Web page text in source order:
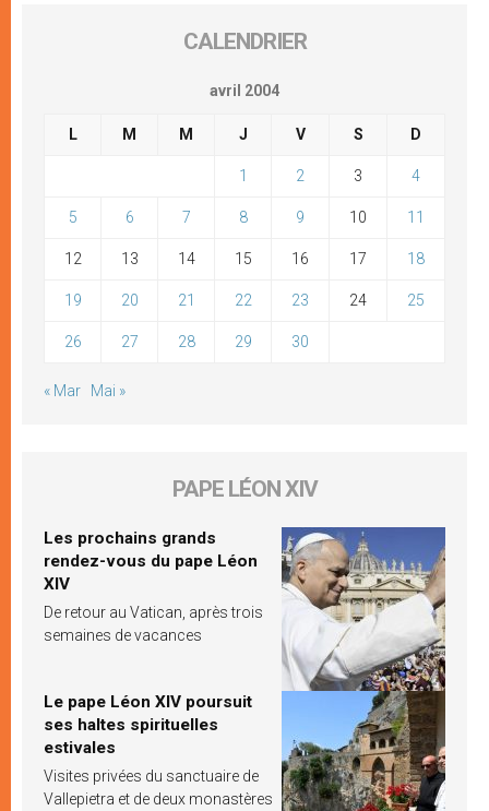
CALENDRIER
avril 2004
L M M J V S D
1 2 3 4
5 6 7 8 9 10 11
12 13 14 15 16 17 18
19 20 21 22 23 24 25
26 27 28 29 30
« Mar Mai »
PAPE LÉON XIV
Les prochains grands
rendez-vous du pape Léon
XIV
De retour au Vatican, après trois
semaines de vacances
Le pape Léon XIV poursuit
ses haltes spirituelles
estivales
Visites privées du sanctuaire de
Vallepietra et de deux monastères